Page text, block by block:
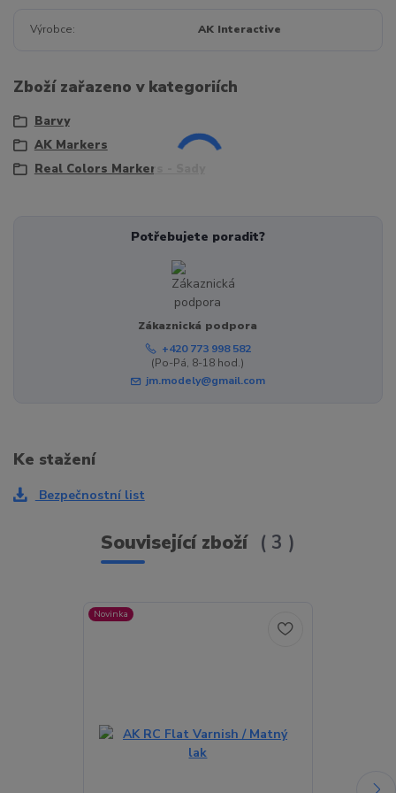
Výrobce AK Interactive
Zboží zařazeno v kategoriích
Barvy
AK Markers
Real Colors Markers - Sady
Potřebujete poradit?
Zákaznická podpora
+420 773 998 582
(Po-Pá, 8-18 hod.)
jm.modely@gmail.com
Ke stažení
Bezpečnostní list
Související zboží 3
Novinka